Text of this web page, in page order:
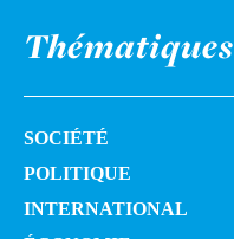
Thématiques
SOCIÉTÉ
POLITIQUE
INTERNATIONAL